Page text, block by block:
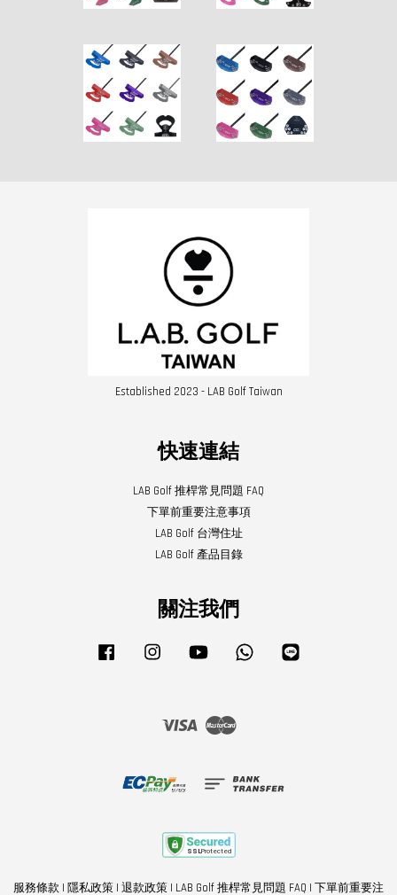
Established 2023 - LAB Golf Taiwan
快速連結
LAB Golf 推桿常見問題 FAQ
下單前重要注意事項
LAB Golf 台灣住址
LAB Golf 產品目錄
關注我們
Facebook Instagram YouTube Whatsapp
Visa Master
服務條款 | 隱私政策 | 退款政策 | LAB Golf 推桿常見問題 FAQ | 下單前重要注